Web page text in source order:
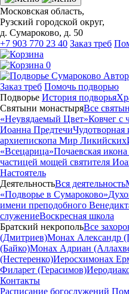
Московская область,
Рузский городской округ,
д. Сумароково, д. 50
+7 903 770 23 40 Заказ треб
0
Заказ треб Помочь подворью
Подворье История подворья
Святыни монастыряВсе
«Неувядаемый Цвет»Ковчег с
Иоанна ПредтечиЧудотворная
архиепископа Мир Ликийских
«Всецарица»Почаевская
частицей мощей святителя
Настоятель
ДеятельностьВся деятельность
«Подворье в Сумароково»
имени преподобного
служениеВоскресная школа
Братский некропольВсе
(Дмитриев)Монах Александр
(Байко)Монах Адриан
(Нестеренко)Иеросхимонах
Филарет (Герасимов)
Контакты
Расписание богослужений